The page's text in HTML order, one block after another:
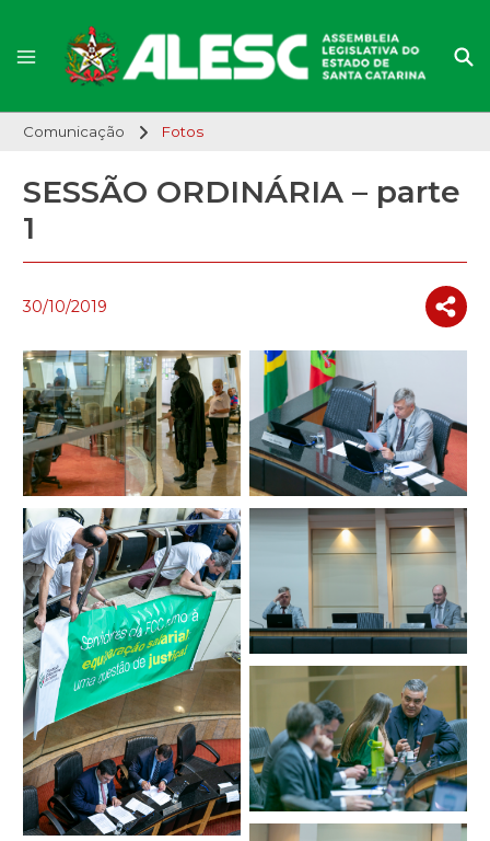
Comunicação Fotos
SESSÃO ORDINÁRIA – parte
1
30/10/2019